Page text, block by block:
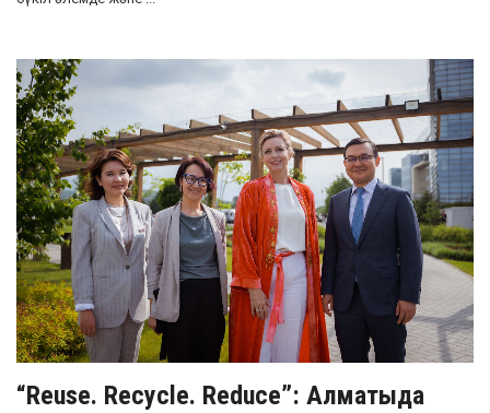
“Reuse. Recycle. Reduce”: Алматыда